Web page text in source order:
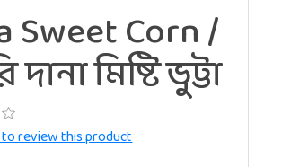
Sweet Corn /
দানা মিষ্টি ভুট্টা
review this product